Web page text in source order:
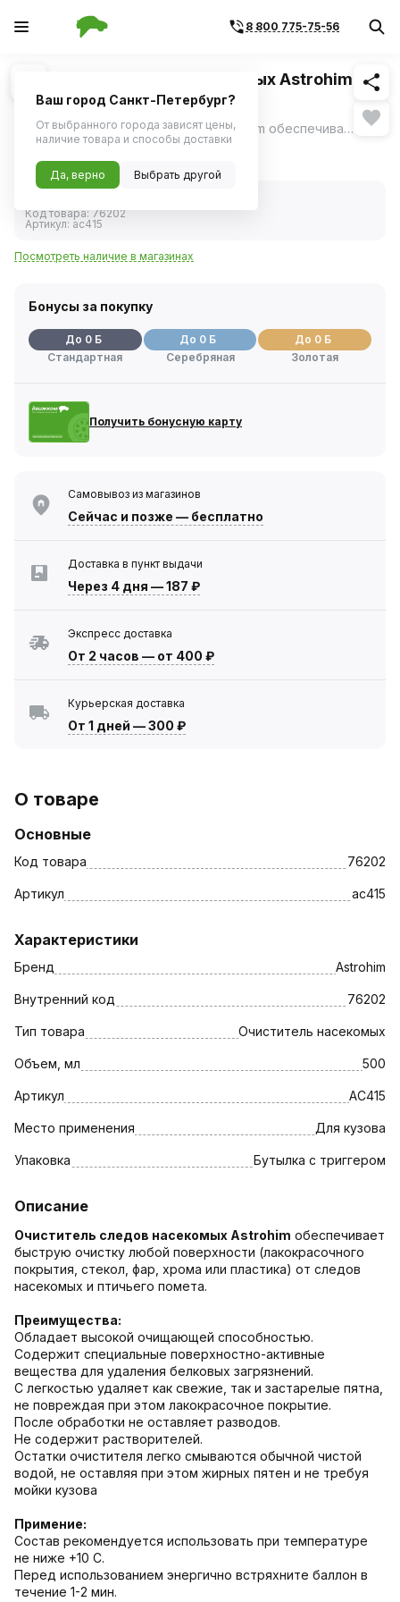
8 800 775-75-56
1/1 Похожие
Очиститель следов насекомых Astrohim AC-
415 500мл
Очиститель следов насекомых Astrohim обеспечивает быструю очистку любой поверхности (лакокрасочного покрытия, стекол, фар, хрома или пластика) от следов насекомых и птичьего помета. ещё
Код товара:76202
Артикул: ac415
Посмотреть наличие в магазинах
Бонусы за покупку
До 0 Б
Стандартная
До 0 Б
Серебряная
До 0 Б
Золотая
Получить бонусную карту
Самовывоз из магазинов
Сейчас и позже — бесплатно
Доставка в пункт выдачи
Через 4 дня —187 ₽
Экспресс доставка
От 2 часов — от 400 ₽
Курьерская доставка
От 1 дней —300 ₽
О товаре
Основные
Код товара 76202
Артикул ac415
Характеристики
Бренд Astrohim
Внутренний код 76202
Тип товара Очиститель насекомых
Объем, мл 500
Артикул AC415
Место применения Для кузова
Упаковка Бутылка с триггером
Описание
Очиститель следов насекомых Astrohim обеспечивает
быструю очистку любой поверхности (лакокрасочного
покрытия, стекол, фар, хрома или пластика) от следов
насекомых и птичьего помета.
Преимущества:
Обладает высокой очищающей способностью.
Содержит специальные поверхностно-активные
вещества для удаления белковых загрязнений.
С легкостью удаляет как свежие, так и застарелые пятна,
не повреждая при этом лакокрасочное покрытие.
После обработки не оставляет разводов.
Не содержит растворителей.
Остатки очистителя легко смываются обычной чистой
водой, не оставляя при этом жирных пятен и не требуя
мойки кузова
Примение:
Состав рекомендуется использовать при температуре
не ниже +10 С.
Перед использованием энергично встряхните баллон в
течение 1-2 мин.
Ваш город Санкт-Петербург?
От выбранного города зависят цены,
наличие товара и способы доставки
Да, верно Выбрать другой